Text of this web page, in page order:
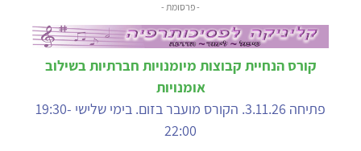
- פרסומת -
קורס הנחיית קבוצות מיומנויות חברתיות בשילוב
אומנויות
פתיחה 3.11.26. הקורס מועבר בזום. בימי שלישי 19:30-
22:00